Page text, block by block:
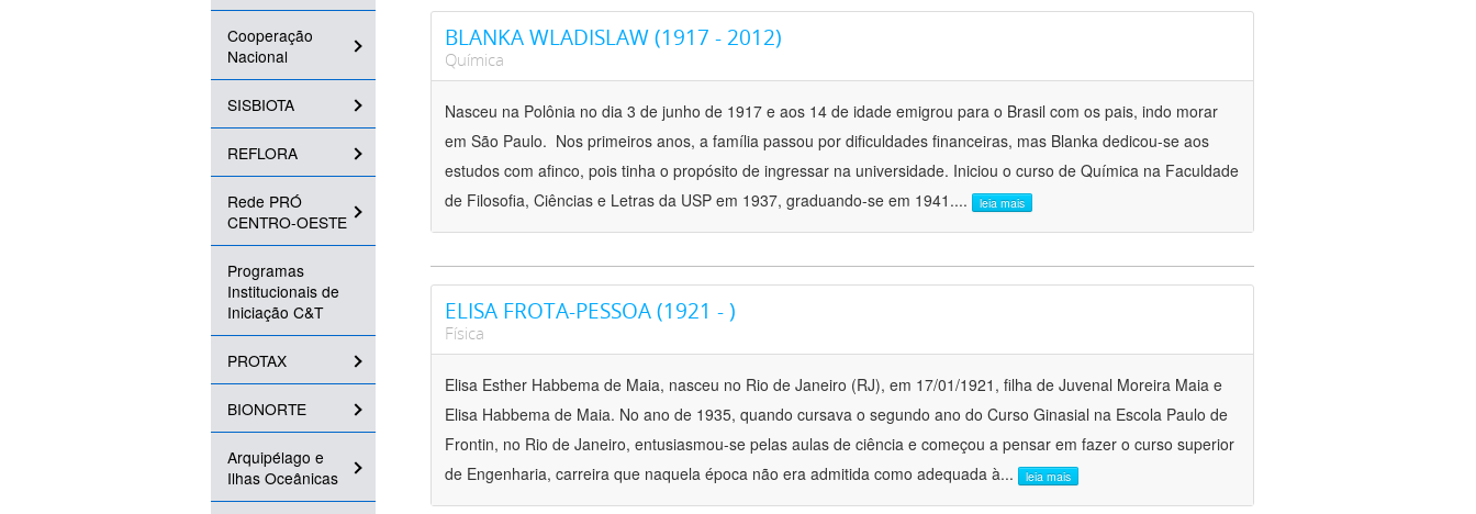
Cooperação
Nacional
SISBIOTA
REFLORA
Rede PRÓ
CENTRO-OESTE
Programas
Institucionais de
Iniciação C&T
PROTAX
BIONORTE
Arquipélago e
Ilhas Oceânicas
BLANKA WLADISLAW (1917 - 2012)
Química
Nasceu na Polônia no dia 3 de junho de 1917 e aos 14 de idade emigrou para o Brasil com os pais, indo morar
em São Paulo. Nos primeiros anos, a família passou por dificuldades financeiras, mas Blanka dedicou-se aos
estudos com afinco, pois tinha o propósito de ingressar na universidade. Iniciou o curso de Química na Faculdade
de Filosofia, Ciências e Letras da USP em 1937, graduando-se em 1941.... leia mais
ELISA FROTA-PESSOA (1921 - )
Física
Elisa Esther Habbema de Maia, nasceu no Rio de Janeiro (RJ), em 17/01/1921, filha de Juvenal Moreira Maia e
Elisa Habbema de Maia. No ano de 1935, quando cursava o segundo ano do Curso Ginasial na Escola Paulo de
Frontin, no Rio de Janeiro, entusiasmou-se pelas aulas de ciência e começou a pensar em fazer o curso superior
de Engenharia, carreira que naquela época não era admitida como adequada à... leia mais